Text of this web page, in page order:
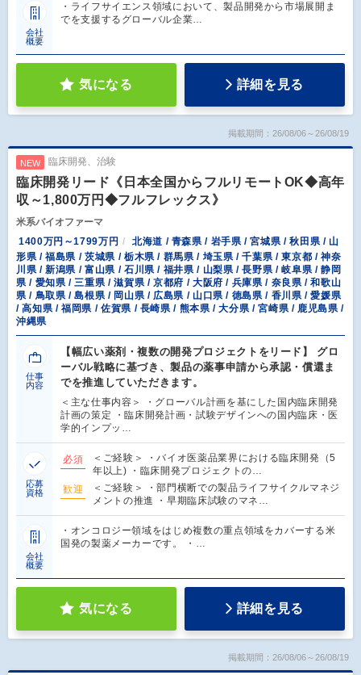
会社
概要
・ライフサイエンス領域において、製品開発から市場展開ま
でを支援するグローバル企業…
気になる 詳細を見る
掲載期間：26/08/06～26/08/19
NEW 臨床開発、治験
臨床開発リード《日本全国からフルリモートOK◆高年
収～1,800万円◆フルフレックス》
米系バイオファーマ
1400万円～1799万円
北海道 / 青森県 / 岩手県 / 宮城県 / 秋田県 / 山
形県 / 福島県 / 茨城県 / 栃木県 / 群馬県 / 埼玉県 / 千葉県 / 東京都 / 神奈
川県 / 新潟県 / 富山県 / 石川県 / 福井県 / 山梨県 / 長野県 / 岐阜県 / 静岡
県 / 愛知県 / 三重県 / 滋賀県 / 京都府 / 大阪府 / 兵庫県 / 奈良県 / 和歌山
県 / 鳥取県 / 島根県 / 岡山県 / 広島県 / 山口県 / 徳島県 / 香川県 / 愛媛県
/ 高知県 / 福岡県 / 佐賀県 / 長崎県 / 熊本県 / 大分県 / 宮崎県 / 鹿児島県 /
沖縄県
仕事
内容
【幅広い薬剤・複数の開発プロジェクトをリード】 グロ
ーバル戦略に基づき、製品の薬事申請から承認・償還ま
でを推進していただきます。
＜主な仕事内容＞ ・グローバル計画を基にした国内臨床開発
計画の策定 ・臨床開発計画・試験デザインへの国内臨床・医
学的インプッ…
応募
資格
必須
＜ご経験＞ ・バイオ医薬品業界における臨床開発（5
年以上) ・臨床開発プロジェクトの…
歓迎
＜ご経験＞ ・部門横断での製品ライフサイクルマネジ
メントの推進 ・早期臨床試験のマネ…
会社
概要
・オンコロジー領域をはじめ複数の重点領域をカバーする米
国発の製薬メーカーです。 ・…
気になる 詳細を見る
掲載期間：26/08/06～26/08/19